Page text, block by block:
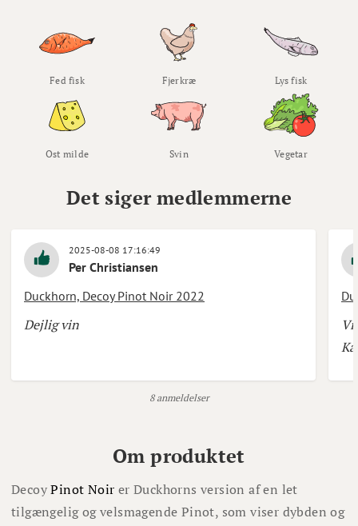
Fed fisk Fjerkræ Lys fisk
Ost milde Svin Vegetar
Det siger medlemmerne
2025-08-08 17:16:49
Per Christiansen
Duckhorn, Decoy Pinot Noir 2022
Dejlig vin
8 anmeldelser
Om produktet
DecoyPinot Noir er Duckhorns version af en let
tilgængelig og velsmagende Pinot, som viser dybden og